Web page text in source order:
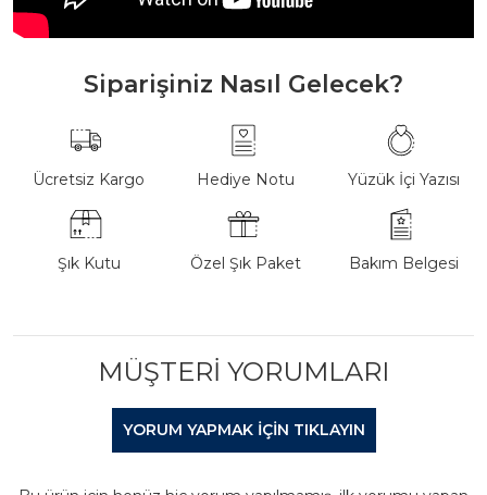
Siparişiniz Nasıl Gelecek?
Ücretsiz Kargo Hediye Notu Yüzük İçi Yazısı
Şık Kutu Özel Şık Paket Bakım Belgesi
MÜŞTERI YORUMLARI
YORUM YAPMAK IÇIN TIKLAYIN